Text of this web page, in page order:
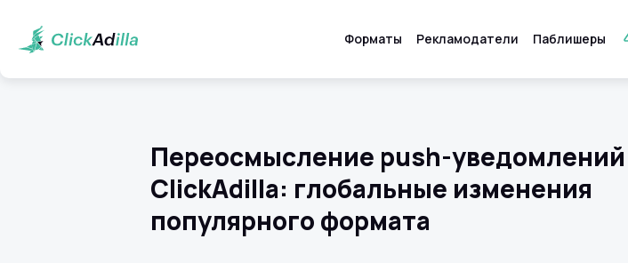
Форматы Рекламодатели Паблишеры
Переосмысление push-уведомлений
ClickAdilla: глобальные изменения
популярного формата